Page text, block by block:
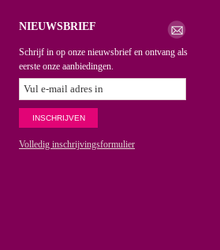
NIEUWSBRIEF
Schrijf in op onze nieuwsbrief en ontvang als
eerste onze aanbiedingen.
Volledig inschrijvingsformulier